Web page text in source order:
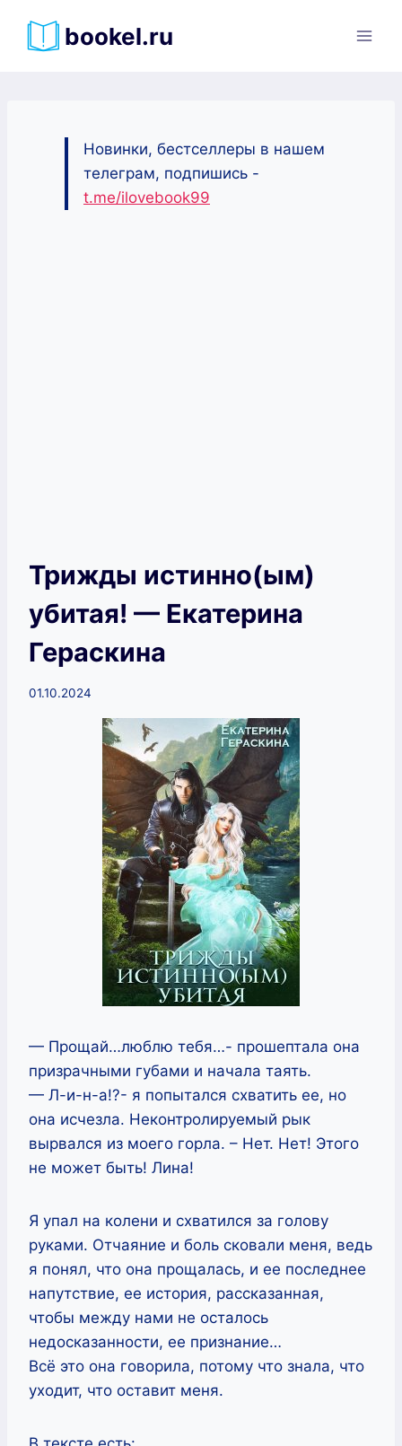
bookel.ru
Новинки, бестселлеры в нашем
телеграм, подпишись -
t.me/ilovebook99
Трижды истинно(ым)
убитая! — Екатерина
Гераскина
01.10.2024
— Прощай…люблю тебя…- прошептала она
призрачными губами и начала таять.
— Л-и-н-а!?- я попытался схватить ее, но
она исчезла. Неконтролируемый рык
вырвался из моего горла. – Нет. Нет! Этого
не может быть! Лина!
Я упал на колени и схватился за голову
руками. Отчаяние и боль сковали меня, ведь
я понял, что она прощалась, и ее последнее
напутствие, ее история, рассказанная,
чтобы между нами не осталось
недосказанности, ее признание…
Всё это она говорила, потому что знала, что
уходит, что оставит меня.